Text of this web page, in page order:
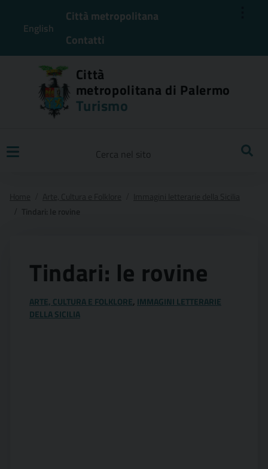
English
Città metropolitana
Contatti
Città
metropolitana di Palermo
Turismo
Tindari: le rovine
ARTE, CULTURA E FOLKLORE, IMMAGINI LETTERARIE
DELLA SICILIA